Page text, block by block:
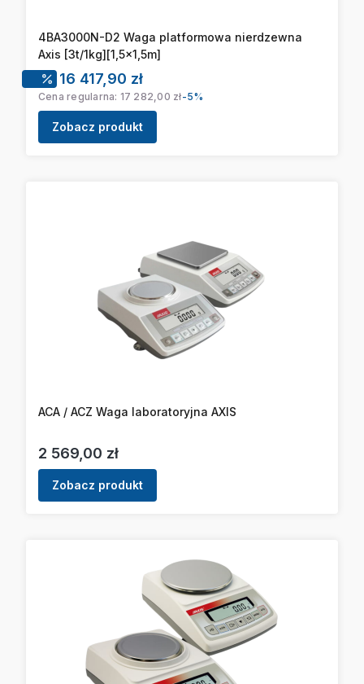
4BA3000N-D2 Waga platformowa nierdzewna
Axis [3t/1kg][1,5x1,5m]
Cena promocyjna
16 417,90 zł
Cena regularna: 17 282,00 zł-5%
Zobacz produkt
ACA / ACZ Waga laboratoryjna AXIS
Cena
2 569,00 zł
Zobacz produkt